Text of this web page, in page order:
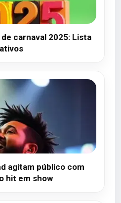
carnaval 2025: Lista
agitam público com
hit em show